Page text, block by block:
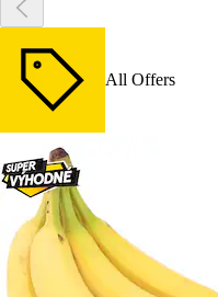
All Offers